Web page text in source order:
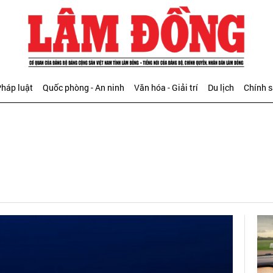
luật Quốc phòng - An ninh Văn hóa - Giải trí Du lịch Chính